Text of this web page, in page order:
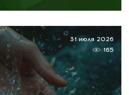
31 июля 2026
165